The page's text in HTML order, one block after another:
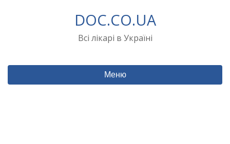
DOC.CO.UA
Всі лікарі в Україні
Меню